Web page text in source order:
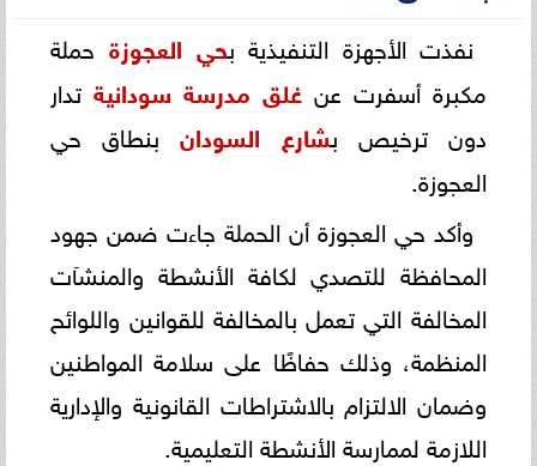
نفذت الأجهزة التنفيذية بحي العجوزة حملة
مكبرة أسفرت عن غلق مدرسة سودانيةتدار
دون ترخيص بشارع السودانبنطاق حي
العجوزة.
وأكد حي العجوزة أن الحملة جاءت ضمن جهود
المحافظة للتصدي لكافة الأنشطة والمنشآت
المخالفة التي تعمل بالمخالفة للقوانين واللوائح
المنظمة، وذلك حفاظًا على سلامة المواطنين
وضمان الالتزام بالاشتراطات القانونية والإدارية
اللازمة لممارسة الأنشطة التعليمية.